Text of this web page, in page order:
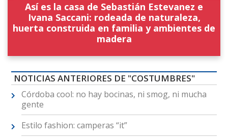
Así es la casa de Sebastián Estevanez e
Ivana Saccani: rodeada de naturaleza,
huerta construida en familia y ambientes de
madera
NOTICIAS ANTERIORES DE "COSTUMBRES"
Córdoba cool: no hay bocinas, ni smog, ni mucha
gente
Estilo fashion: camperas “it”